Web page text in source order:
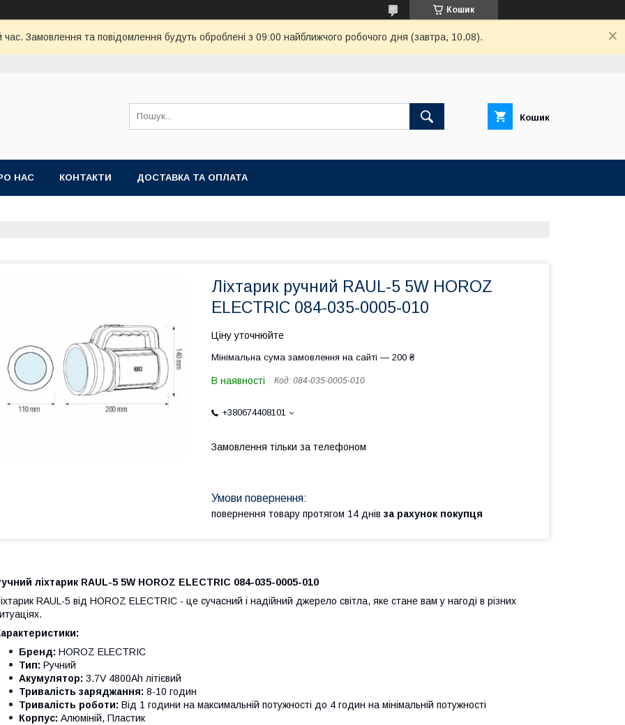
Кошик
час. Замовлення та повідомлення будуть оброблені з 09:00 найближчого робочого дня (завтра, 10.08).
Кошик
НАС КОНТАКТИ ДОСТАВКА ТА ОПЛАТА
Ліхтарик ручний RAUL-5 5W HOROZ
ELECTRIC 084-035-0005-010
Ціну уточнюйте
Мінімальна сума замовлення на сайті — 200 ₴
В наявності Код: 084-035-0005-010
+380674408101
Замовлення тільки за телефоном
повернення товару протягом 14 днів за рахунок покупця
ліхтарик RAUL-5 5W HOROZ ELECTRIC 084-035-0005-010
RAUL-5 від HOROZ ELECTRIC - це сучасний і надійний джерело світла, яке стане вам у нагоді в різних
Бренд: HOROZ ELECTRIC
Тип: Ручний
Акумулятор: 3.7V 4800Ah літієвий
Тривалість заряджання: 8-10 годин
Тривалість роботи: Від 1 години на максимальній потужності до 4 годин на мінімальній потужності
Корпус: Алюміній, Пластик